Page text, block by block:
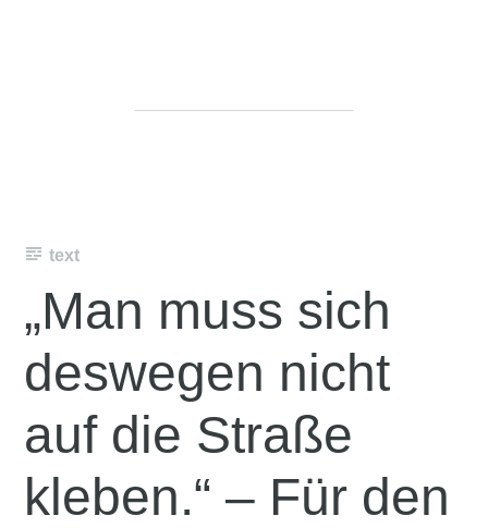
text
„Man muss sich
deswegen nicht
auf die Straße
kleben.“ – Für den